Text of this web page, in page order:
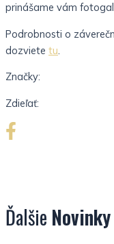
prinášame vám
Podrobnosti o
dozviete tu.
Značky:
Zdieľať:
Ďalšie Novinky